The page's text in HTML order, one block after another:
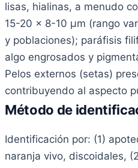
lisas, hialinas, a menudo
15-20 x 8-10 µm (rango
y poblaciones); paráfisis
algo engrosados y
Pelos externos (setas)
contribuyendo al aspecto
Método de
Identificación por: (1)
naranja vivo, discoidales,